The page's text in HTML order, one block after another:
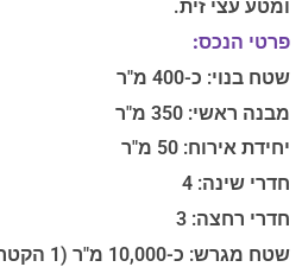
ומטע עצי זית.
פרטי הנכס:
שטח בנוי: כ-400 מ"ר
מבנה ראשי: 350 מ"ר
יחידת אירוח: 50 מ"ר
חדרי שינה: 4
חדרי רחצה: 3
שטח מגרש: כ-10,000 מ"ר (1 הקטר)